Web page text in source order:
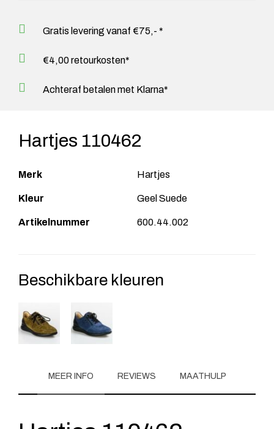
Gratis levering vanaf €75,- *
€4,00 retourkosten*
Achteraf betalen met Klarna*
Hartjes 110462
Merk Hartjes
Kleur Geel Suede
Artikelnummer 600.44.002
Beschikbare kleuren
MEER INFO REVIEWS MAATHULP